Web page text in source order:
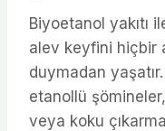
Biyoetanol yakıtı
alev keyfini hiçbir
duymadan
etanollü
veya koku